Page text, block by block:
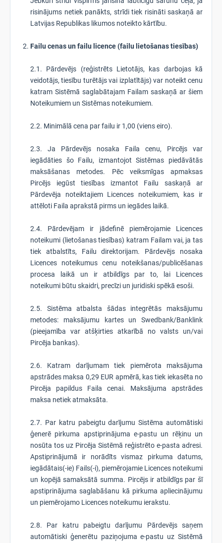
risinājums netiek panākts, strīdi tiek risināti saskaņā ar
Latvijas Republikas likumos noteikto kārtību.
Failu cenas un failu licence (failu lietošanas tiesības)
2.1. Pārdevējs (reģistrēts Lietotājs, kas darbojas kā
veidotājs, tiesību turētājs vai izplatītājs) var noteikt cenu
katram Sistēmā saglabātajam Failam saskaņā ar šiem
Noteikumiem un Sistēmas noteikumiem.
2.2. Minimālā cena par failu ir 1,00 (viens eiro).
2.3. Ja Pārdevējs nosaka Faila cenu, Pircējs var
iegādāties šo Failu, izmantojot Sistēmas piedāvātās
maksāšanas metodes. Pēc veiksmīgas apmaksas
Pircējs iegūst tiesības izmantot Failu saskaņā ar
Pārdevēja noteiktajiem Licences noteikumiem, kas ir
attēloti Faila aprakstā pirms un iegādes laikā.
2.4. Pārdevējam ir jādefinē piemērojamie Licences
noteikumi (lietošanas tiesības) katram Failam vai, ja tas
tiek atbalstīts, Failu direktorijam. Pārdevējs nosaka
Licences noteikumus cenu noteikšanas/publicēšanas
procesa laikā un ir atbildīgs par to, lai Licences
noteikumi būtu skaidri, precīzi un juridiski spēkā esoši.
2.5. Sistēma atbalsta šādas integrētās maksājumu
metodes: maksājumu kartes un Swedbank/Banklink
(pieejamība var atšķirties atkarībā no valsts un/vai
Pircēja bankas).
2.6. Katram darījumam tiek piemērota maksājuma
apstrādes maksa 0,29 EUR apmērā, kas tiek iekasēta no
Pircēja papildus Faila cenai. Maksājuma apstrādes
maksa netiek atmaksāta.
2.7. Par katru pabeigtu darījumu Sistēma automātiski
ģenerē pirkuma apstiprinājuma e-pastu un rēķinu un
nosūta tos uz Pircēja Sistēmā reģistrēto e-pasta adresi.
Apstiprinājumā ir norādīts vismaz pirkuma datums,
iegādātais(-ie) Fails(-i), piemērojamie Licences noteikumi
un kopējā samaksātā summa. Pircējs ir atbildīgs par šī
apstiprinājuma saglabāšanu kā pirkuma apliecinājumu
un piemērojamo Licences noteikumu ierakstu.
2.8. Par katru pabeigtu darījumu Pārdevējs saņem
automātiski ģenerētu paziņojuma e-pastu uz Sistēmā